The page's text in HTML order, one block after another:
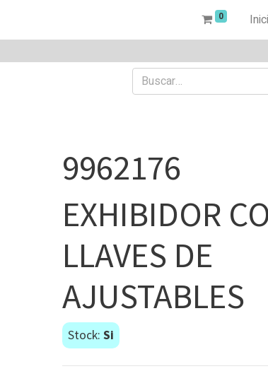
0
9962176
EXHIBIDOR
LLAVES DE
AJUSTABLES
Stock: Si